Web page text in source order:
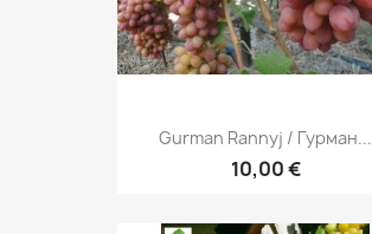
Gurman Rannyj / Гурман...
10,00 €